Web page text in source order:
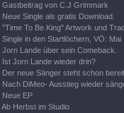
Gastbeitrag von C.J Grimmark
Neue Single als gratis Download.
"Time To Be King" Artwork und
Single in den Startlöchern, VÖ: Mai
Jorn Lande über sein Comeback.
Ist Jorn Lande wieder drin?
Der neue Sänger steht schon
Nach DiMeo- Ausstieg wieder
Neue EP
Ab Herbst im Studio